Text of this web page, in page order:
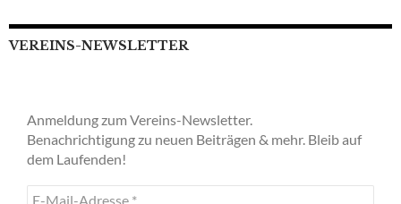
VEREINS-NEWSLETTER
Anmeldung zum Vereins-Newsletter.
Benachrichtigung zu neuen Beiträgen & mehr. Bleib auf
dem Laufenden!
E-